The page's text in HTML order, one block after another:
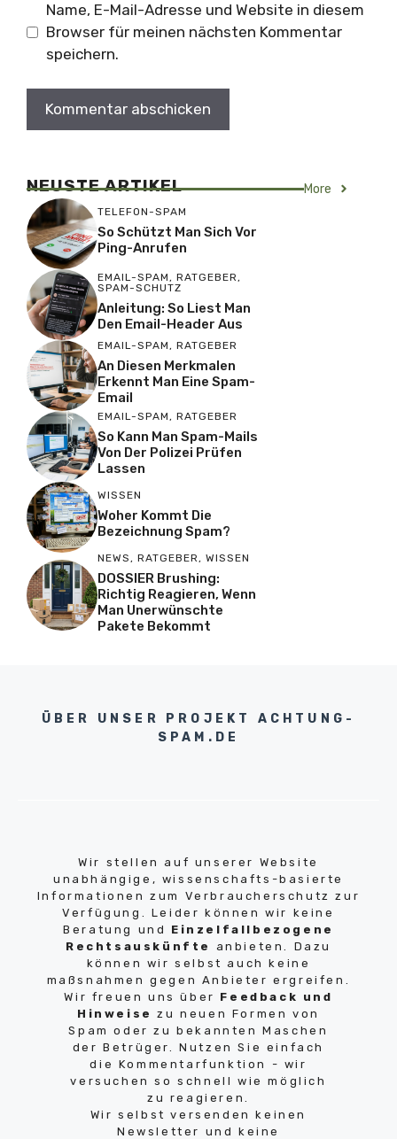
Name, E-Mail-Adresse und Website in diesem
Browser für meinen nächsten Kommentar
speichern.
NEUSTE ARTIKEL More
TELEFON-SPAM
So Schützt Man Sich Vor
Ping-Anrufen
EMAIL-SPAM, RATGEBER,
SPAM-SCHUTZ
Anleitung: So Liest Man
Den Email-Header Aus
EMAIL-SPAM, RATGEBER
An Diesen Merkmalen
Erkennt Man Eine Spam-
Email
EMAIL-SPAM, RATGEBER
So Kann Man Spam-Mails
Von Der Polizei Prüfen
Lassen
WISSEN
Woher Kommt Die
Bezeichnung Spam?
NEWS , RATGEBER , WISSEN
DOSSIER Brushing:
Richtig Reagieren, Wenn
Man Unerwünschte
Pakete Bekommt
ÜBER UNSER PROJEKT ACHTUNG-
SPAM.DE
Wir stellen auf unserer Website
unabhängige, wissenschafts-basierte
Informationen zum Verbraucherschutz zur
Verfügung. Leider können wir keine
Beratung und Einzelfallbezogene
Rechtsauskünfte
anbieten. Dazu
können wir selbst auch keine
maßsnahmen gegen Anbieter ergreifen.
Wir freuen uns über Feedback und
Hinweise zu neuen Formen von
Spam oder zu bekannten Maschen
der Betrüger. Nutzen Sie einfach
die Kommentarfunktion - wir
versuchen so schnell wie möglich
zu reagieren.
Wir selbst versenden keinen
Newsletter und keine